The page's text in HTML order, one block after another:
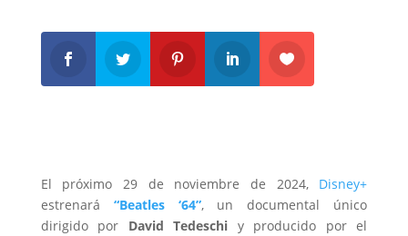
El próximo 29 de noviembre de 2024,Disney+
estrenará “Beatles ‘64”, un documental único
dirigido por David Tedeschi y producido por el